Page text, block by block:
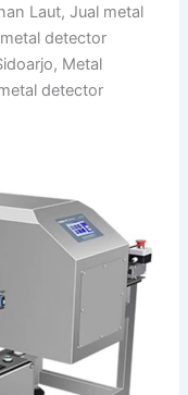
Laut, Jual metal
detector
Metal
detector